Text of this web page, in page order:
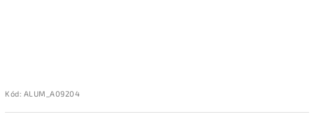
Kód: ALUM_A09204